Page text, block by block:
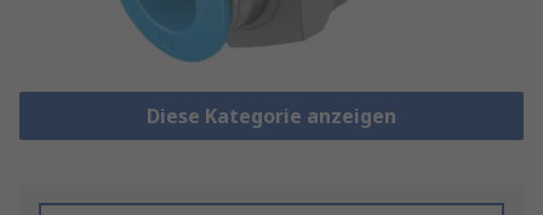
Diese Kategorie anzeigen